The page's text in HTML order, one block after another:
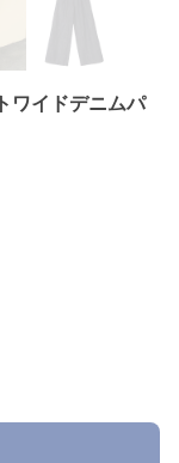
ワイドデニムパ